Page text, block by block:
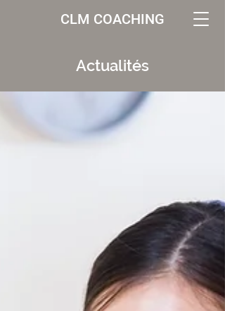
CLM COACHING
Actualités